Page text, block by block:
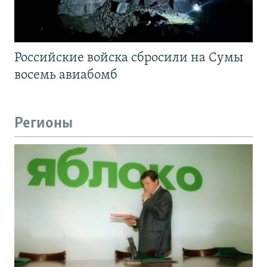
Российские войска сбросили на Сумы
восемь авиабомб
Регионы